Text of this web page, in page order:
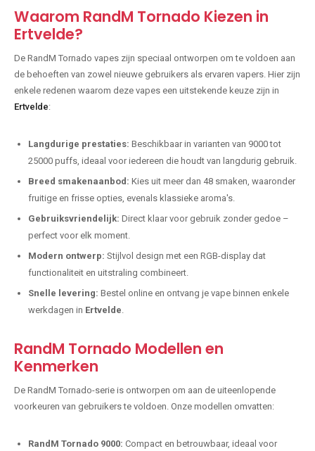
Waarom RandM Tornado Kiezen in
Ertvelde?
De RandM Tornado vapes zijn speciaal ontworpen om te voldoen aan
de behoeften van zowel nieuwe gebruikers als ervaren vapers. Hier zijn
enkele redenen waarom deze vapes een uitstekende keuze zijn in
Ertvelde:
Langdurige prestaties: Beschikbaar in varianten van 9000 tot
25000 puffs, ideaal voor iedereen die houdt van langdurig gebruik.
Breed smakenaanbod: Kies uit meer dan 48 smaken, waaronder
fruitige en frisse opties, evenals klassieke aroma's.
Gebruiksvriendelijk: Direct klaar voor gebruik zonder gedoe –
perfect voor elk moment.
Modern ontwerp: Stijlvol design met een RGB-display dat
functionaliteit en uitstraling combineert.
Snelle levering: Bestel online en ontvang je vape binnen enkele
werkdagen in Ertvelde
RandM Tornado Modellen en
Kenmerken
De RandM Tornado-serie is ontworpen om aan de uiteenlopende
voorkeuren van gebruikers te voldoen. Onze modellen omvatten:
RandM Tornado 9000: Compact en betrouwbaar, ideaal voor